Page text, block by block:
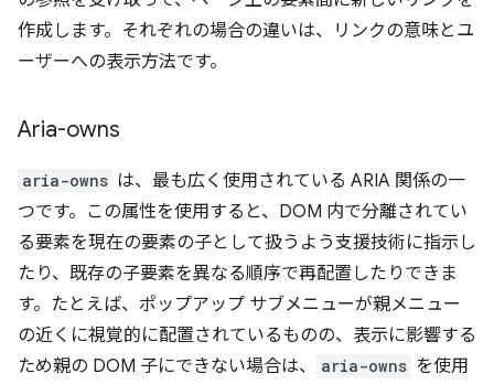
作成します。それぞれの場合の違いは、リンクの意味とユ
ーザーへの表示方法です。
Aria-owns
aria-owns は、最も広く使用されている ARIA 関係の一
つです。この属性を使用すると、DOM 内で分離されてい
る要素を現在の要素の子として扱うよう支援技術に指示し
たり、既存の子要素を異なる順序で再配置したりできま
す。たとえば、ポップアップ サブメニューが親メニュー
の近くに視覚的に配置されているものの、表示に影響する
ため親の DOM 子にできない場合は、
aria-owns を使用